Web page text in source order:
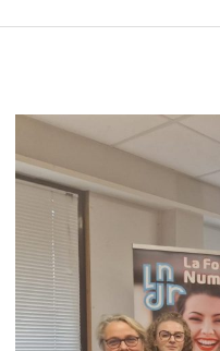
des